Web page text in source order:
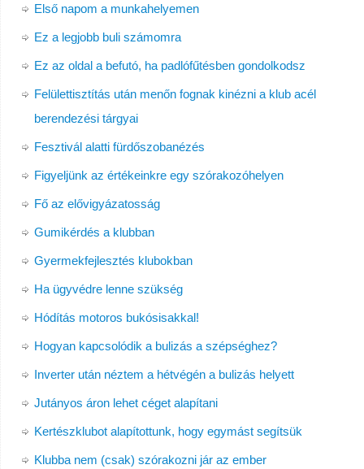
Első napom a munkahelyemen
Ez a legjobb buli számomra
Ez az oldal a befutó, ha padlófűtésben gondolkodsz
Felülettisztítás után menőn fognak kinézni a klub acél
berendezési tárgyai
Fesztivál alatti fürdőszobanézés
Figyeljünk az értékeinkre egy szórakozóhelyen
Fő az elővigyázatosság
Gumikérdés a klubban
Gyermekfejlesztés klubokban
Ha ügyvédre lenne szükség
Hódítás motoros bukósisakkal!
Hogyan kapcsolódik a bulizás a szépséghez?
Inverter után néztem a hétvégén a bulizás helyett
Jutányos áron lehet céget alapítani
Kertészklubot alapítottunk, hogy egymást segítsük
Klubba nem (csak) szórakozni jár az ember